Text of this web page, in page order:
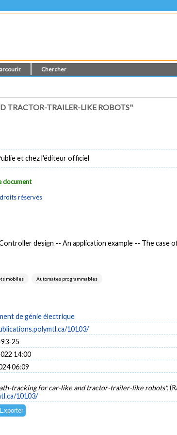
Chercher
TRACTOR-TRAILER-LIKE ROBOTS"
et chez l'éditeur officiel
document
réservés
design -- An application example -- The case
mobiles Automates programmables
de génie électrique
10103/
25
14:00
06:09
tracking for car-like and tractor-trailer-like robots".
10103/